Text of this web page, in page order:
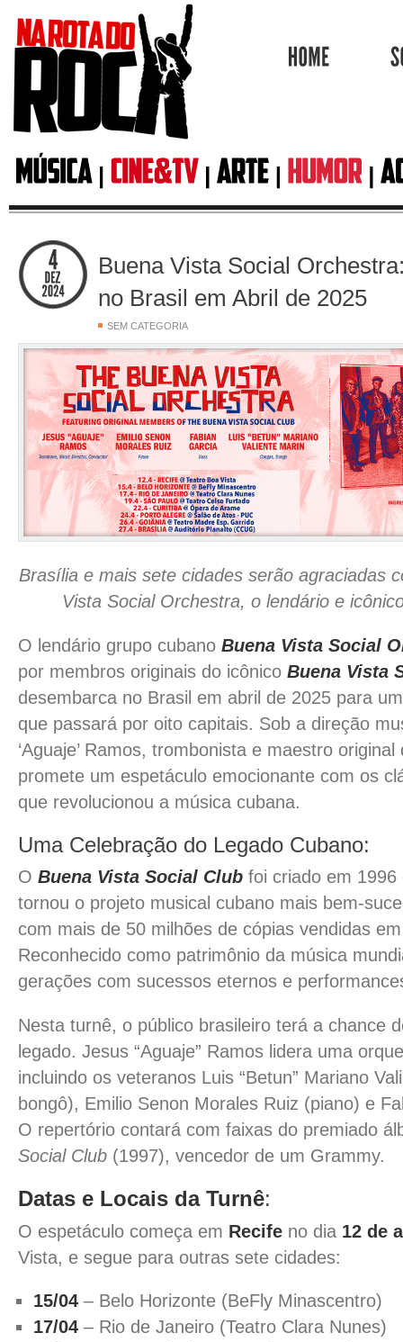
Buena Vista Social
no Brasil em Abril de 2025
SEM CATEGORIA
Brasília e mais sete cidades serão agraciadas
Vista Social Orchestra, o lendário e
O lendário grupo cubano Buena Vista Social
por membros originais do icônico Buena Vista
desembarca no Brasil em abril de 2025 para
que passará por oito capitais. Sob a direção
‘Aguaje’ Ramos, trombonista e maestro
promete um espetáculo emocionante com os
que revolucionou a música cubana.
Uma Celebração do Legado Cubano:
O Buena Vista Social Club foi criado em
tornou o projeto musical cubano mais bem-
com mais de 50 milhões de cópias vendidas
Reconhecido como patrimônio da música
gerações com sucessos eternos e
Nesta turnê, o público brasileiro terá a chance
legado. Jesus “Aguaje” Ramos lidera uma
incluindo os veteranos Luis “Betun” Mariano
bongô), Emilio Senon Morales Ruiz (piano) e
O repertório contará com faixas do premiado
Social Club (1997), vencedor de um Grammy.
Datas e Locais da Turnê:
O espetáculo começa em Recife no dia 12 de
Vista, e segue para outras sete cidades:
15/04 – Belo Horizonte (BeFly Minascentro)
17/04 – Rio de Janeiro (Teatro Clara Nunes)